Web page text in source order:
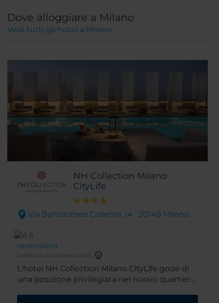
Dove alloggiare a Milano
Vedi tutti gli hotel a Milano
NH Collection Milano
CityLife
Via Bartolomeo Colleoni, 14 . 20149 Milano
recensioni
Certificato di Eccellenza 2025
L'hotel NH Collection Milano CityLife gode di
una posizione privilegiata nel nuovo quartiere